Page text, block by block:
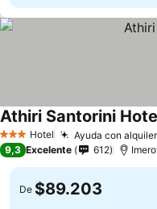
3 Estrellas
Hotel Ayuda con
Athiri Santorini
9,3 Excelente 612
De $89.203